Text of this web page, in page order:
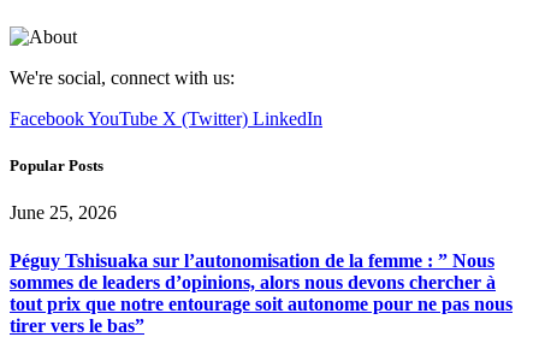
We're social, connect with us:
FacebookYouTube X (Twitter) LinkedIn
Popular Posts
June 25, 2026
Péguy Tshisuaka sur l’autonomisation de la femme : ” Nous
sommes de leaders d’opinions, alors nous devons chercher à
tout prix que notre entourage soit autonome pour ne pas nous
tirer vers le bas”